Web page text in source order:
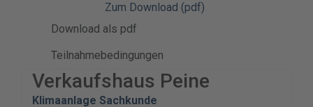
Zum Download (pdf)
Download als pdf
Teilnahmebedingungen
Verkaufshaus Peine
Klimaanlage Sachkunde